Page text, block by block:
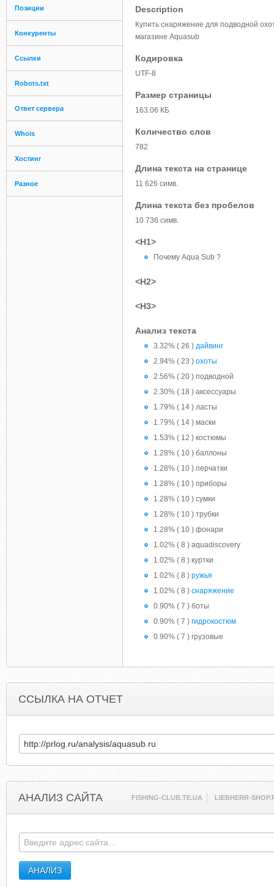
Позиции
Конкуренты
Ссылки
Robots.txt
Ответ сервера
Whois
Хостинг
Разное
Description
Купить снаряжение для подводной
магазине Aquasub
Кодировка
UTF-8
Размер страницы
163.06 КБ
Количество слов
782
Длина текста на странице
11 626 симв.
Длина текста без пробелов
10 736 симв.
<H1>
Почему Aqua Sub ?
<H2>
<H3>
Анализ текста
3.32% ( 26 ) дайвинг
2.94% ( 23 ) охоты
2.56% ( 20 ) подводной
2.30% ( 18 ) аксессуары
1.79% ( 14 ) ласты
1.79% ( 14 ) маски
1.53% ( 12 ) костюмы
1.28% ( 10 ) баллоны
1.28% ( 10 ) перчатки
1.28% ( 10 ) приборы
1.28% ( 10 ) сумки
1.28% ( 10 ) трубки
1.28% ( 10 ) фонари
1.02% ( 8 ) aquadiscovery
1.02% ( 8 ) куртки
1.02% ( 8 ) ружья
1.02% ( 8 ) снаряжение
0.90% ( 7 ) боты
0.90% ( 7 ) гидрокостюм
0.90% ( 7 ) грузовые
ССЫЛКА НА ОТЧЕТ
АНАЛИЗ САЙТА FISHING-CLUB.TE.UA LIEBHERR-